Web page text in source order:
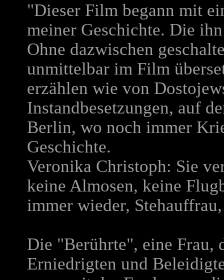
"Dieser Film begann mit
meiner Geschichte. Die
Ohne dazwischen
unmittelbar im Film
erzählen wie von
Instandbesetzungen, auf
Berlin, wo noch immer
Geschichte.
Veronika Christoph: Sie
keine Almosen, keine
immer wieder,
Die "Berührte", eine Frau,
Erniedrigten und